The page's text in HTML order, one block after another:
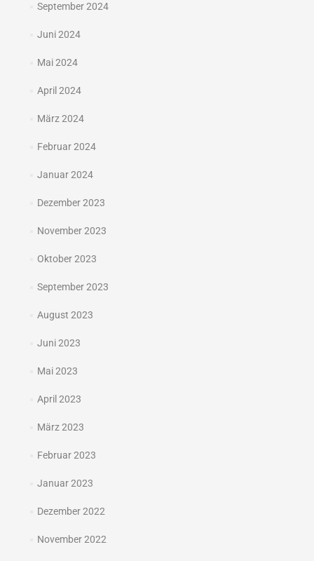
September 2024
Juni 2024
Mai 2024
April 2024
März 2024
Februar 2024
Januar 2024
Dezember 2023
November 2023
Oktober 2023
September 2023
August 2023
Juni 2023
Mai 2023
April 2023
März 2023
Februar 2023
Januar 2023
Dezember 2022
November 2022